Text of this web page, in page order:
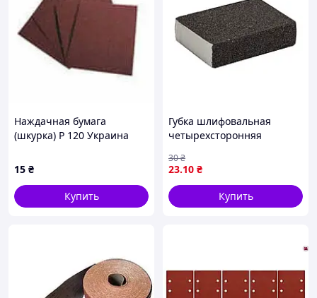
Наждачная бумага
(шкурка) P 120 Украина
15 ₴
Купить
Губка шлифовальная
четырехсторонняя
(9130691)
23.10 ₴
30₴
Купить